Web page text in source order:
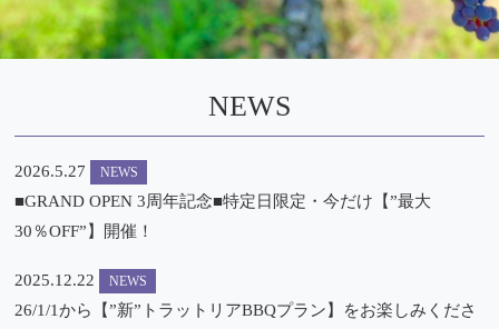
NEWS
2026.5.27 NEWS
■GRAND OPEN 3周年記念■特定日限定・今だけ【”最大
30％OFF”】開催！
2025.12.22 NEWS
26/1/1から【”新”トラットリアBBQプラン】をお楽しみくださ